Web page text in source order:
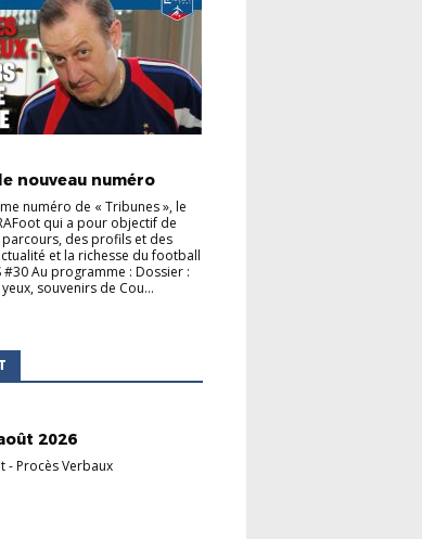
nouveau numéro
numéro de « Tribunes », le
qui a pour objectif de
des profils et des
et la richesse du football
#30 Au programme : Dossier :
souvenirs de Cou...
2026
- Procès Verbaux